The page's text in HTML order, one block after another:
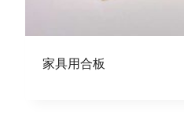
家具用合板